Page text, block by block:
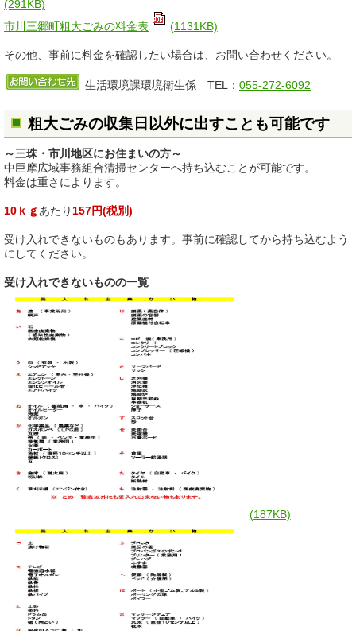
(291KB)
市川三郷町粗大ごみの料金表
(1131KB)
その他、事前に料金を確認したい場合は、お問い合わせください。
生活環境課環境衛生係 TEL： 055-272-6092
粗大ごみの収集日以外に出すことも可能です
～三珠・市川地区にお住まいの方～
中巨摩広域事務組合清掃センターへ持ち込むことが可能です。
料金は重さによります。
10ｋｇ あたり 157円(税別)
受け入れできないものもあります。事前に確認してから持ち込むよう
にしてください。
受け入れできないものの一覧
(187KB)